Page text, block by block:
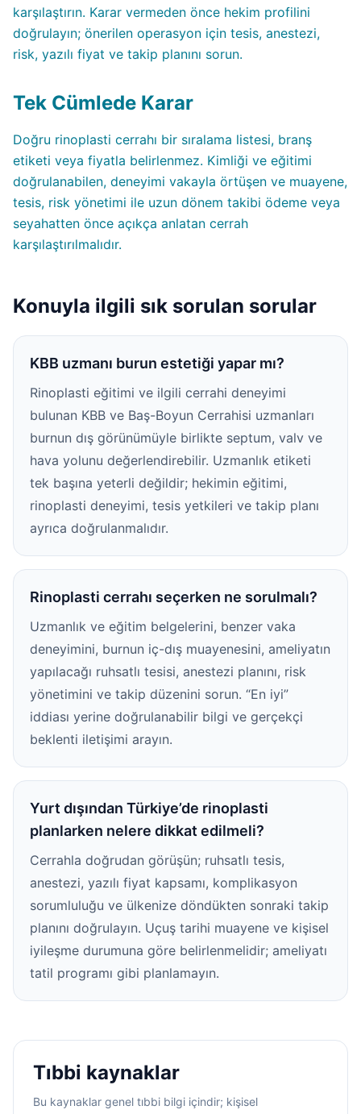
karşılaştırın. Karar vermeden önce hekim profilini
doğrulayın; önerilen operasyon için tesis, anestezi,
risk, yazılı fiyat ve takip planını sorun.
Tek Cümlede Karar
Doğru rinoplasti cerrahı bir sıralama listesi, branş
etiketi veya fiyatla belirlenmez. Kimliği ve eğitimi
doğrulanabilen, deneyimi vakayla örtüşen ve muayene,
tesis, risk yönetimi ile uzun dönem takibi ödeme veya
seyahatten önce açıkça anlatan cerrah
karşılaştırılmalıdır.
Konuyla ilgili sık sorulan sorular
KBB uzmanı burun estetiği yapar mı?
Rinoplasti eğitimi ve ilgili cerrahi deneyimi
bulunan KBB ve Baş-Boyun Cerrahisi uzmanları
burnun dış görünümüyle birlikte septum, valv ve
hava yolunu değerlendirebilir. Uzmanlık etiketi
tek başına yeterli değildir; hekimin eğitimi,
rinoplasti deneyimi, tesis yetkileri ve takip planı
ayrıca doğrulanmalıdır.
Rinoplasti cerrahı seçerken ne sorulmalı?
Uzmanlık ve eğitim belgelerini, benzer vaka
deneyimini, burnun iç-dış muayenesini, ameliyatın
yapılacağı ruhsatlı tesisi, anestezi planını, risk
yönetimini ve takip düzenini sorun. “En iyi”
iddiası yerine doğrulanabilir bilgi ve gerçekçi
beklenti iletişimi arayın.
Yurt dışından Türkiye’de rinoplasti
planlarken nelere dikkat edilmeli?
Cerrahla doğrudan görüşün; ruhsatlı tesis,
anestezi, yazılı fiyat kapsamı, komplikasyon
sorumluluğu ve ülkenize döndükten sonraki takip
planını doğrulayın. Uçuş tarihi muayene ve kişisel
iyileşme durumuna göre belirlenmelidir; ameliyatı
tatil programı gibi planlamayın.
Tıbbi kaynaklar
Bu kaynaklar genel tıbbi bilgi içindir; kişisel